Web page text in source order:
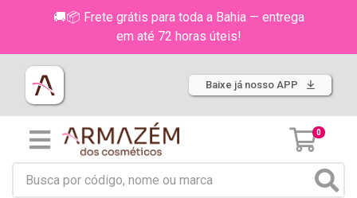
🚚📦 Frete grátis para toda a Bahia — entrega
em até 72 horas úteis!
Baixe já nosso APP
0